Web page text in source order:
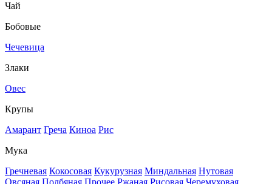
Чай
Бобовые
Чечевица
Злаки
Овес
Крупы
Амарант Греча Киноа Рис
Мука
Гречневая Кокосовая Кукурузная Миндальная Нутовая
Овсяная Полбяная Прочее Ржаная Рисовая Черемуховая